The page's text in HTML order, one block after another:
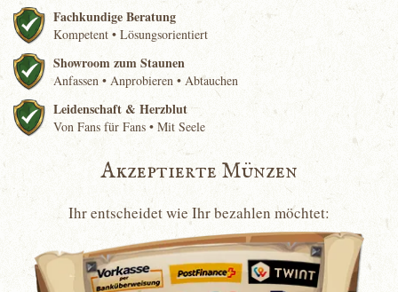
Fachkundige Beratung
Kompetent • Lösungsorientiert
Showroom zum Staunen
Anfassen • Anprobieren • Abtauchen
Leidenschaft & Herzblut
Von Fans für Fans • Mit Seele
Akzeptierte Münzen
Ihr entscheidet wie Ihr bezahlen möchtet: